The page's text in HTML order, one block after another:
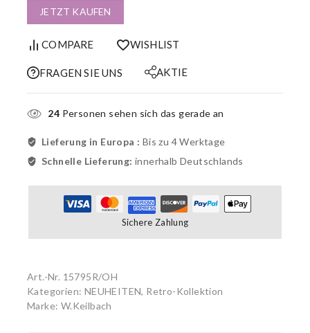
JETZT KAUFEN
COMPARE WISHLIST
FRAGEN SIE UNS AKTIE
24 Personen sehen sich das gerade an
Lieferung in Europa : Bis zu 4 Werktage
Schnelle Lieferung: innerhalb Deutschlands
Sichere Zahlung
Art.-Nr. 15795R/OH
Kategorien: NEUHEITEN, Retro-Kollektion
Marke: W.Keilbach